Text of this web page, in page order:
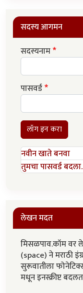
सदस्य आगमन
सदस्यनाम
पासवर्ड
लॉग इन करा
नवीन खाते बनवा
तुमचा पासवर्ड बदला.
लेखन मदत
मिसळपाव.कॉम वर
(space) ने मराठी
सुरूवातीला
मधून इनस्क्रीप्ट